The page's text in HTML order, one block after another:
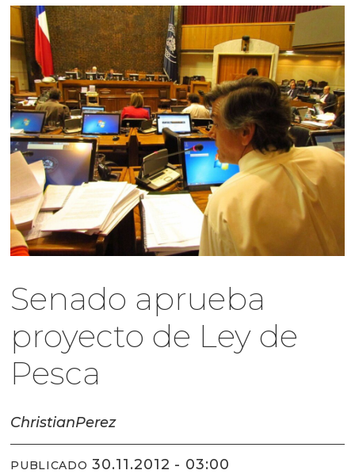
Senado aprueba
proyecto de Ley de
Pesca
ChristianPerez
PUBLICADO 30.11.2012 - 03:00